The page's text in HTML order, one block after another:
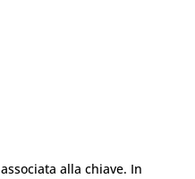
associata alla chiave. In